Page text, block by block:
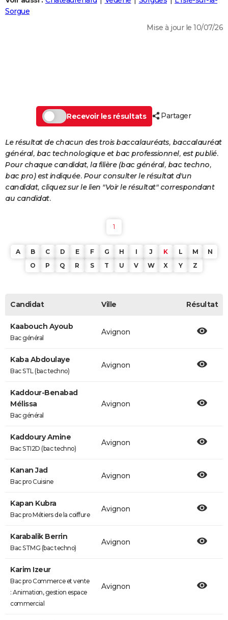
Destinations
City break
Voyage nature
Voyage de noces
Forum
Climat
+
PHOTO
Dictionnaire
PROGRAMME TV
S'inscrire
Se connecter
Lycées
Collèges
Primaires
Universités
Entreprises
Service militaire
Avis de recherche
AVIS DE DÉCÈS
FORUM
Bricolage
Lifestyle
Culture
Sport
Auto
Television
Voyage
Cinema
Sorgue
Mise à jour le 10/07/26
Recevoir les résultats Partager
Le résultat de chacun des trois baccalauréats, baccalauréat
général, bac technologique et bac professionnel, est publié.
Pour chaque candidat, la filière (bac général, bac techno,
bac pro) est indiquée. Pour consulter le résultat d'un
candidat, cliquez sur le lien "Voir le résultat" correspondant
au candidat.
1
A B C D E F G H I J K L M
N
O
P Q R S T U V W X Y Z
Candidat Ville Résultat
Kaabouch Ayoub
Bac général
Avignon
Kaba Abdoulaye
Bac STL (bac techno)
Avignon
Kaddour-Benabad
Mélissa
Bac général
Avignon
Kaddoury Amine
Bac STI2D (bac techno)
Avignon
Kanan Jad
Bac pro Cuisine
Avignon
Kapan Kubra
Bac pro Métiers de la coiffure
Avignon
Karabalik Berrin
Bac STMG (bac techno)
Avignon
Karim Izeur
Bac pro Commerce et vente
: Animation, gestion espace
commercial
Avignon